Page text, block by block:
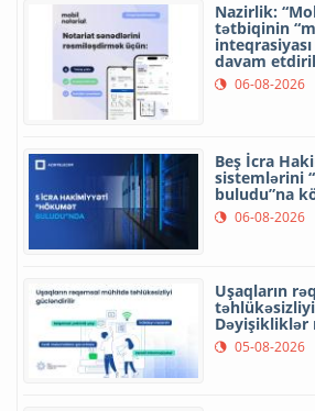
Nazirlik:
tətbiqinin
davam
06-08-2026
Beş İcra
sistemlərini
buludu”na
06-08-2026
Uşaqların
Dəyişikliklər
05-08-2026